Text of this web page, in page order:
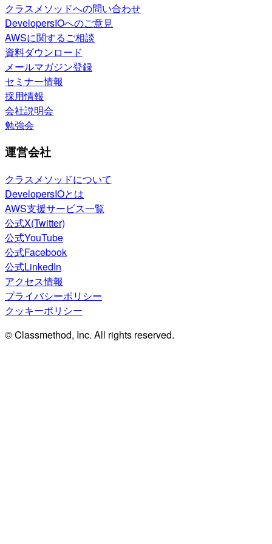
クラスメソッドへの問い合わせ
DevelopersIOへのご意見
AWSに関するご相談
資料ダウンロード
メールマガジン登録
セミナー情報
採用情報
会社説明会
勉強会
運営会社
クラスメソッドについて
DevelopersIOとは
AWS支援サービス一覧
公式X(Twitter)
公式YouTube
公式Facebook
公式LinkedIn
アクセス情報
プライバシーポリシー
クッキーポリシー
© Classmethod, Inc. All rights reserved.